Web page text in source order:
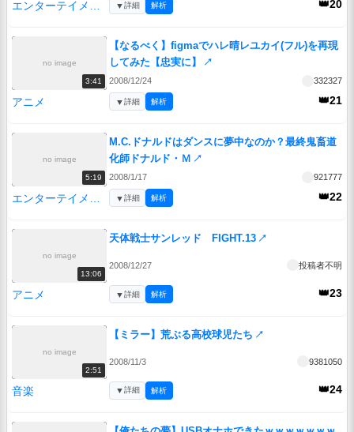
👑20
▼詳細 解析
no image
3:41
【なるべく】figmaでハレ晴レユカイ(フル)を再現
してみた【忠実に】
↗
2008/12/24 332327
アニメ 👑21
▼詳細 解析
no image
5:19
M.C.ドナルドはダンスに夢中なのか？最終鬼畜道
化師ドナルド・Ｍ ↗
2008/1/17 921777
👑22
▼詳細 解析
no image
13:06
天体戦士サンレッド FIGHT.13 ↗
2008/12/27 投稿者不明
アニメ 👑23
▼詳細 解析
no image
2:51
【ミラー】荒ぶる高校球児たち ↗
2008/11/3 9381050
音楽 👑24
▼詳細 解析